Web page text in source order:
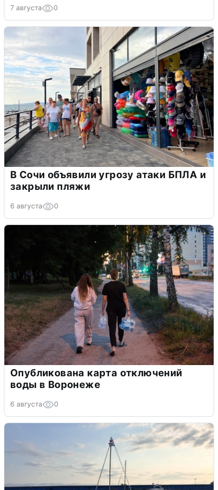
7 августа 0
В Сочи объявили угрозу атаки БПЛА и
закрыли пляжи
6 августа 0
Опубликована карта отключений
воды в Воронеже
6 августа 0